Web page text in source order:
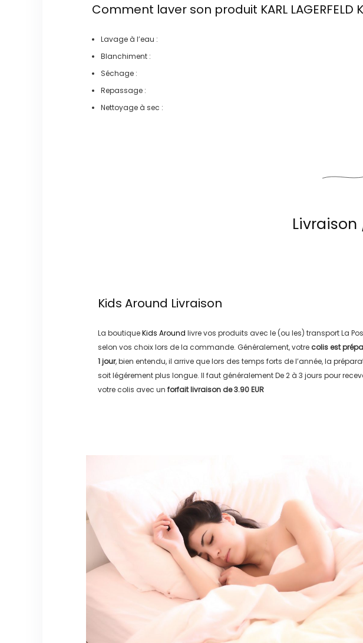
Comment laver son produit KARL LAGERFELD
Lavage à l’eau :
Blanchiment :
Séchage :
Repassage :
Nettoyage à sec :
Kids Around Livraison
La boutiqueKids Around livre vos produits avec le (ou les) transportLa
selon vos choix lors de la commande. Généralement, votre colis est
1 jour, bien entendu, il arrive que lors des temps forts de l’année, la
soit légérement plus longue. Il faut généralementDe 2 à 3 jours pour
votre colis avec un forfait livraison de3.90 EUR